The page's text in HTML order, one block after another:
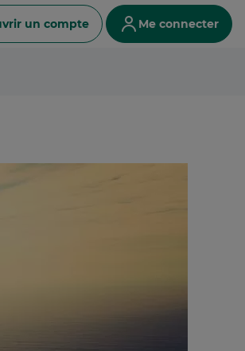
un compte Me connecter